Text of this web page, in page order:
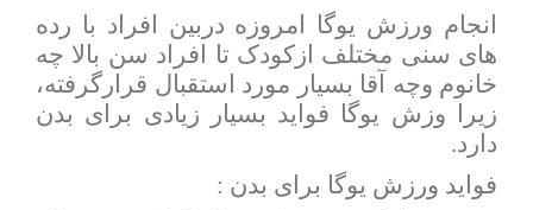
انجام ورزش یوگا امروزه دربین افراد با رده
های سنی مختلف ازکودک تا افراد سن بالا چه
خانوم وچه آقا بسیار مورد استقبال قرارگرفته،
زیرا وزش یوگا فواید بسیار زیادی برای بدن
دارد.
فواید ورزش یوگا برای بدن :